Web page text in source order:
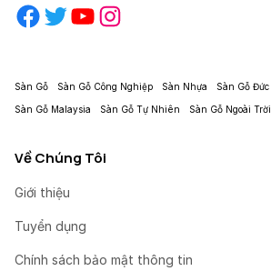
Facebook Twitter YouTube Instagram
Sàn Gỗ Sàn Gỗ Công Nghiệp Sàn Nhựa Sàn Gỗ Đức
Sàn Gỗ Malaysia Sàn Gỗ Tự Nhiên Sàn Gỗ Ngoài Trời
Về Chúng Tôi
Giới thiệu
Tuyển dụng
Chính sách bảo mật thông tin